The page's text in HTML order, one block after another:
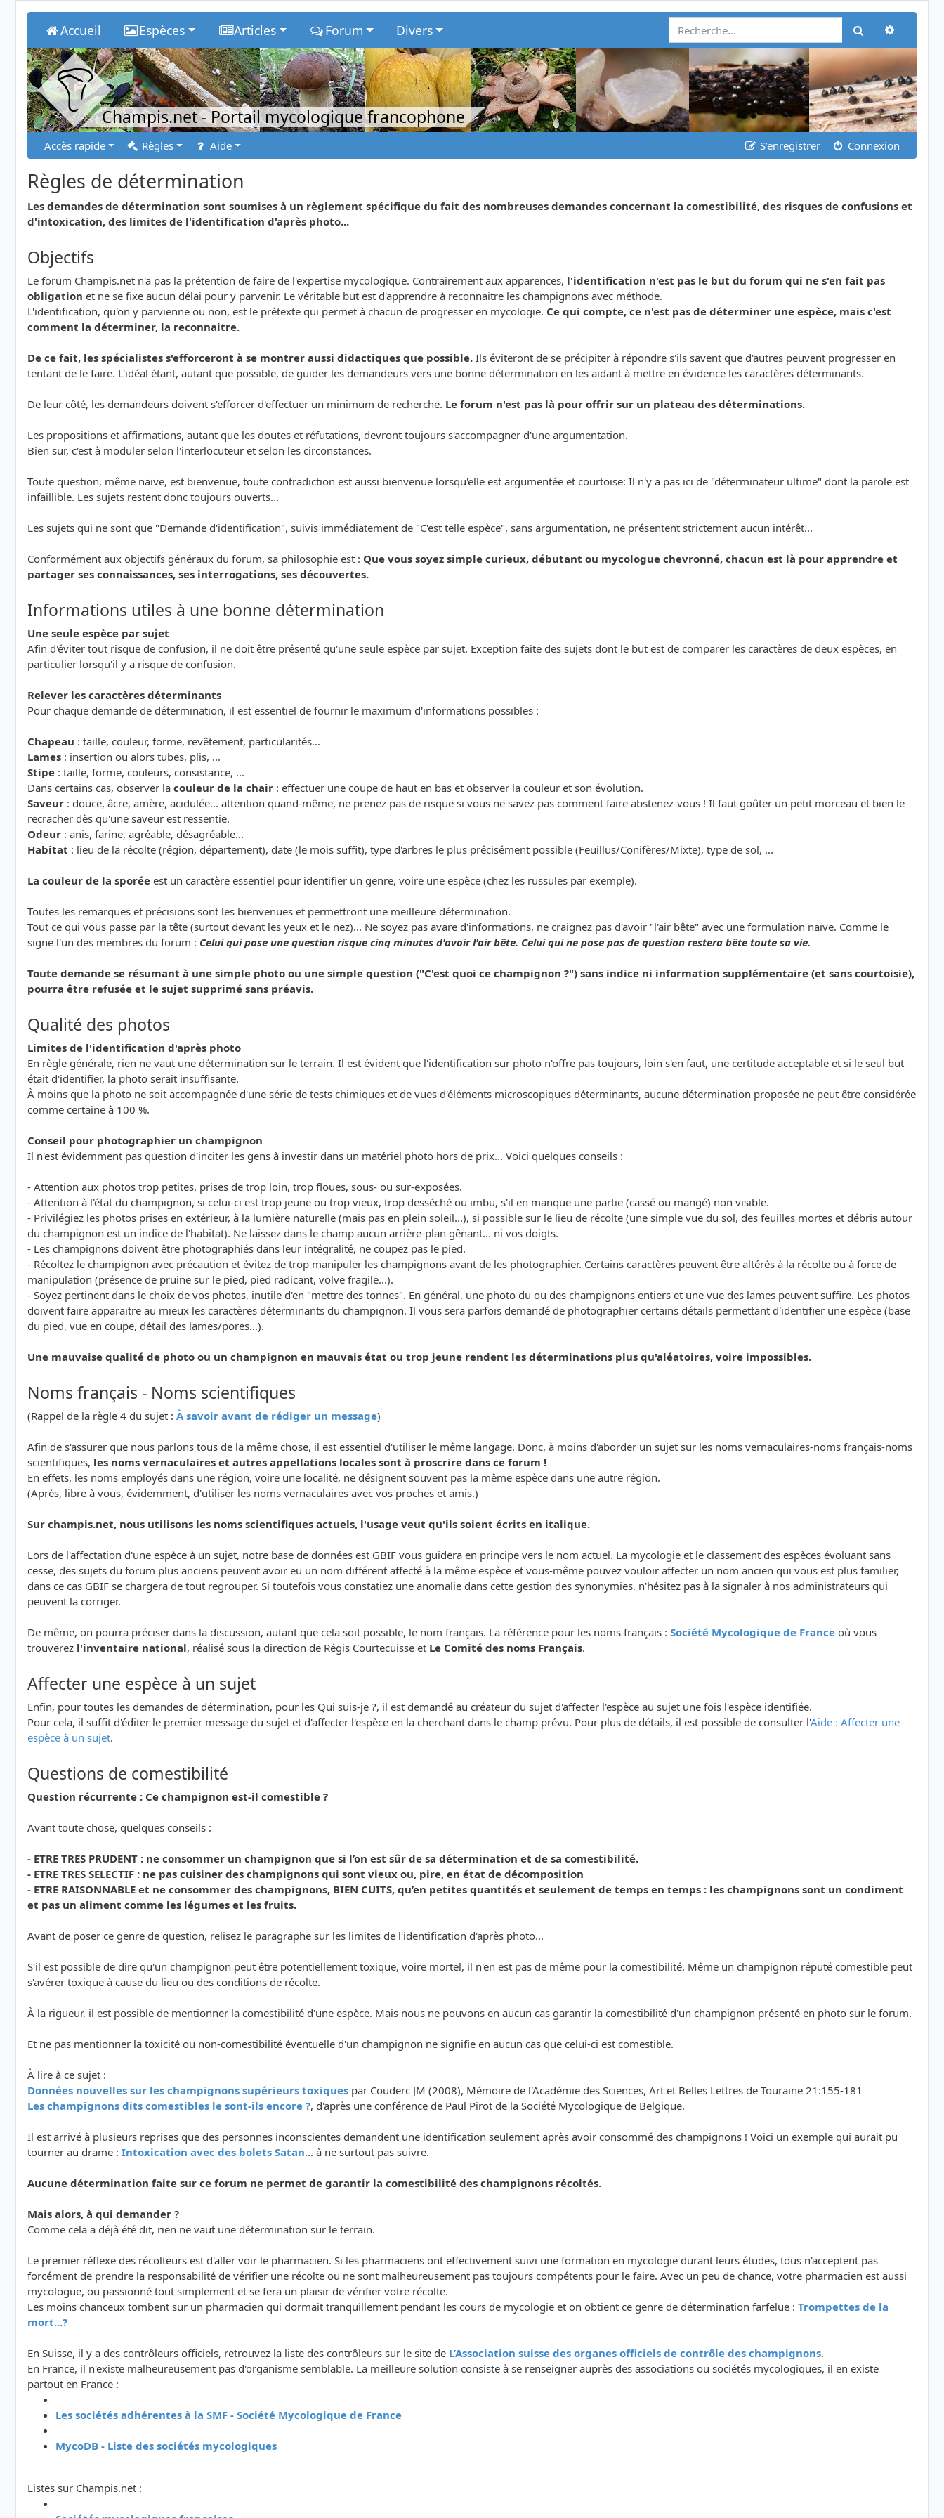
Accueil Espèces Articles Forum Divers Rechercher
Champis.net- Portail mycologique francophone
Accès rapide Règles Aide S’enregistrer Connexion
Règles de détermination
Les demandes de détermination sont soumises à un règlement spécifique du fait des nombreuses demandes concernant la comestibilité, des risques de confusions et
d'intoxication, des limites de l'identification d'après photo...
Objectifs
Le forum Champis.net n'a pas la prétention de faire de l'expertise mycologique. Contrairement aux apparences, l'identification n'est pas le but du forum qui ne s'en fait pas
obligation et ne se fixe aucun délai pour y parvenir. Le véritable but est d'apprendre à reconnaitre les champignons avec méthode.
L'identification, qu'on y parvienne ou non, est le prétexte qui permet à chacun de progresser en mycologie. Ce qui compte, ce n'est pas de déterminer une espèce, mais c'est
comment la déterminer, la reconnaitre.
De ce fait, les spécialistes s'efforceront à se montrer aussi didactiques que possible. Ils éviteront de se précipiter à répondre s'ils savent que d'autres peuvent progresser en
tentant de le faire. L'idéal étant, autant que possible, de guider les demandeurs vers une bonne détermination en les aidant à mettre en évidence les caractères déterminants.
De leur côté, les demandeurs doivent s'efforcer d'effectuer un minimum de recherche. Le forum n'est pas là pour offrir sur un plateau des déterminations.
Les propositions et affirmations, autant que les doutes et réfutations, devront toujours s'accompagner d'une argumentation.
Bien sur, c'est à moduler selon l'interlocuteur et selon les circonstances.
Toute question, même naïve, est bienvenue, toute contradiction est aussi bienvenue lorsqu'elle est argumentée et courtoise: Il n'y a pas ici de "déterminateur ultime" dont la parole est
infaillible. Les sujets restent donc toujours ouverts...
Les sujets qui ne sont que "Demande d'identification", suivis immédiatement de "C'est telle espèce", sans argumentation, ne présentent strictement aucun intérêt...
Conformément aux objectifs généraux du forum, sa philosophie est : Que vous soyez simple curieux, débutant ou mycologue chevronné, chacun est là pour apprendre et
partager ses connaissances, ses interrogations, ses découvertes.
Informations utiles à une bonne détermination
Une seule espèce par sujet
Afin d'éviter tout risque de confusion, il ne doit être présenté qu'une seule espèce par sujet. Exception faite des sujets dont le but est de comparer les caractères de deux espèces, en
particulier lorsqu'il y a risque de confusion.
Relever les caractères déterminants
Pour chaque demande de détermination, il est essentiel de fournir le maximum d'informations possibles :
Chapeau : taille, couleur, forme, revêtement, particularités...
Lames : insertion ou alors tubes, plis, ...
Stipe : taille, forme, couleurs, consistance, ...
Dans certains cas, observer la couleur de la chair : effectuer une coupe de haut en bas et observer la couleur et son évolution.
Saveur : douce, âcre, amère, acidulée... attention quand-même, ne prenez pas de risque si vous ne savez pas comment faire abstenez-vous ! Il faut goûter un petit morceau et bien le
recracher dès qu'une saveur est ressentie.
Odeur : anis, farine, agréable, désagréable...
Habitat : lieu de la récolte (région, département), date (le mois suffit), type d'arbres le plus précisément possible (Feuillus/Conifères/Mixte), type de sol, ...
La couleur de la sporée est un caractère essentiel pour identifier un genre, voire une espèce (chez les russules par exemple).
Toutes les remarques et précisions sont les bienvenues et permettront une meilleure détermination.
Tout ce qui vous passe par la tête (surtout devant les yeux et le nez)... Ne soyez pas avare d'informations, ne craignez pas d'avoir "l'air bête" avec une formulation naïve. Comme le
signe l'un des membres du forum : Celui qui pose une question risque cinq minutes d'avoir l'air bête. Celui qui ne pose pas de question restera bête toute sa vie.
Toute demande se résumant à une simple photo ou une simple question ("C'est quoi ce champignon ?") sans indice ni information supplémentaire (et sans courtoisie),
pourra être refusée et le sujet supprimé sans préavis.
Qualité des photos
Limites de l'identification d'après photo
En règle générale, rien ne vaut une détermination sur le terrain. Il est évident que l'identification sur photo n'offre pas toujours, loin s'en faut, une certitude acceptable et si le seul but
était d'identifier, la photo serait insuffisante.
À moins que la photo ne soit accompagnée d'une série de tests chimiques et de vues d'éléments microscopiques déterminants, aucune détermination proposée ne peut être considérée
comme certaine à 100 %.
Conseil pour photographier un champignon
Il n'est évidemment pas question d'inciter les gens à investir dans un matériel photo hors de prix... Voici quelques conseils :
- Attention aux photos trop petites, prises de trop loin, trop floues, sous- ou sur-exposées.
- Attention à l'état du champignon, si celui-ci est trop jeune ou trop vieux, trop desséché ou imbu, s'il en manque une partie (cassé ou mangé) non visible.
- Privilégiez les photos prises en extérieur, à la lumière naturelle (mais pas en plein soleil...), si possible sur le lieu de récolte (une simple vue du sol, des feuilles mortes et débris autour
du champignon est un indice de l'habitat). Ne laissez dans le champ aucun arrière-plan gênant... ni vos doigts.
- Les champignons doivent être photographiés dans leur intégralité, ne coupez pas le pied.
- Récoltez le champignon avec précaution et évitez de trop manipuler les champignons avant de les photographier. Certains caractères peuvent être altérés à la récolte ou à force de
manipulation (présence de pruine sur le pied, pied radicant, volve fragile...).
- Soyez pertinent dans le choix de vos photos, inutile d'en "mettre des tonnes". En général, une photo du ou des champignons entiers et une vue des lames peuvent suffire. Les photos
doivent faire apparaitre au mieux les caractères déterminants du champignon. Il vous sera parfois demandé de photographier certains détails permettant d'identifier une espèce (base
du pied, vue en coupe, détail des lames/pores...).
Une mauvaise qualité de photo ou un champignon en mauvais état ou trop jeune rendent les déterminations plus qu'aléatoires, voire impossibles.
Noms français - Noms scientifiques
(Rappel de la règle 4 du sujet : À savoir avant de rédiger un message)
Afin de s'assurer que nous parlons tous de la même chose, il est essentiel d'utiliser le même langage. Donc, à moins d'aborder un sujet sur les noms vernaculaires-noms français-noms
scientifiques, les noms vernaculaires et autres appellations locales sont à proscrire dans ce forum !
En effets, les noms employés dans une région, voire une localité, ne désignent souvent pas la même espèce dans une autre région.
(Après, libre à vous, évidemment, d'utiliser les noms vernaculaires avec vos proches et amis.)
Sur champis.net, nous utilisons les noms scientifiques actuels, l'usage veut qu'ils soient écrits en italique.
Lors de l'affectation d'une espèce à un sujet, notre base de données est GBIF vous guidera en principe vers le nom actuel. La mycologie et le classement des espèces évoluant sans
cesse, des sujets du forum plus anciens peuvent avoir eu un nom différent affecté à la même espèce et vous-même pouvez vouloir affecter un nom ancien qui vous est plus familier,
dans ce cas GBIF se chargera de tout regrouper. Si toutefois vous constatiez une anomalie dans cette gestion des synonymies, n'hésitez pas à la signaler à nos administrateurs qui
peuvent la corriger.
De même, on pourra préciser dans la discussion, autant que cela soit possible, le nom français. La référence pour les noms français : Société Mycologique de France où vous
trouverez l'inventaire national, réalisé sous la direction de Régis Courtecuisse et Le Comité des noms Français.
Affecter une espèce à un sujet
Enfin, pour toutes les demandes de détermination, pour les Qui suis-je ?, il est demandé au créateur du sujet d'affecter l'espèce au sujet une fois l'espèce identifiée.
Pour cela, il suffit d'éditer le premier message du sujet et d'affecter l'espèce en la cherchant dans le champ prévu. Pour plus de détails, il est possible de consulter l'Aide : Affecter une
espèce à un sujet.
Questions de comestibilité
Question récurrente : Ce champignon est-il comestible ?
Avant toute chose, quelques conseils :
- ETRE TRES PRUDENT : ne consommer un champignon que si l’on est sûr de sa détermination et de sa comestibilité.
- ETRE TRES SELECTIF : ne pas cuisiner des champignons qui sont vieux ou, pire, en état de décomposition
- ETRE RAISONNABLE et ne consommer des champignons, BIEN CUITS, qu’en petites quantités et seulement de temps en temps : les champignons sont un condiment
et pas un aliment comme les légumes et les fruits.
Avant de poser ce genre de question, relisez le paragraphe sur les limites de l'identification d'après photo...
S'il est possible de dire qu'un champignon peut être potentiellement toxique, voire mortel, il n'en est pas de même pour la comestibilité. Même un champignon réputé comestible peut
s'avérer toxique à cause du lieu ou des conditions de récolte.
À la rigueur, il est possible de mentionner la comestibilité d'une espèce. Mais nous ne pouvons en aucun cas garantir la comestibilité d'un champignon présenté en photo sur le forum.
Et ne pas mentionner la toxicité ou non-comestibilité éventuelle d'un champignon ne signifie en aucun cas que celui-ci est comestible.
À lire à ce sujet :
Données nouvelles sur les champignons supérieurs toxiques par Couderc JM (2008), Mémoire de l'Académie des Sciences, Art et Belles Lettres de Touraine 21:155-181
Les champignons dits comestibles le sont-ils encore ?, d'après une conférence de Paul Pirot de la Société Mycologique de Belgique.
Il est arrivé à plusieurs reprises que des personnes inconscientes demandent une identification seulement après avoir consommé des champignons ! Voici un exemple qui aurait pu
tourner au drame : Intoxication avec des bolets Satan... à ne surtout pas suivre.
Aucune détermination faite sur ce forum ne permet de garantir la comestibilité des champignons récoltés.
Mais alors, à qui demander ?
Comme cela a déjà été dit, rien ne vaut une détermination sur le terrain.
Le premier réflexe des récolteurs est d'aller voir le pharmacien. Si les pharmaciens ont effectivement suivi une formation en mycologie durant leurs études, tous n'acceptent pas
forcément de prendre la responsabilité de vérifier une récolte ou ne sont malheureusement pas toujours compétents pour le faire. Avec un peu de chance, votre pharmacien est aussi
mycologue, ou passionné tout simplement et se fera un plaisir de vérifier votre récolte.
Les moins chanceux tombent sur un pharmacien qui dormait tranquillement pendant les cours de mycologie et on obtient ce genre de détermination farfelue : Trompettes de la
mort...?
En Suisse, il y a des contrôleurs officiels, retrouvez la liste des contrôleurs sur le site de L’Association suisse des organes officiels de contrôle des champignons.
En France, il n'existe malheureusement pas d'organisme semblable. La meilleure solution consiste à se renseigner auprès des associations ou sociétés mycologiques, il en existe
partout en France :
Les sociétés adhérentes à la SMF - Société Mycologique de France
MycoDB - Liste des sociétés mycologiques
Listes sur Champis.net :